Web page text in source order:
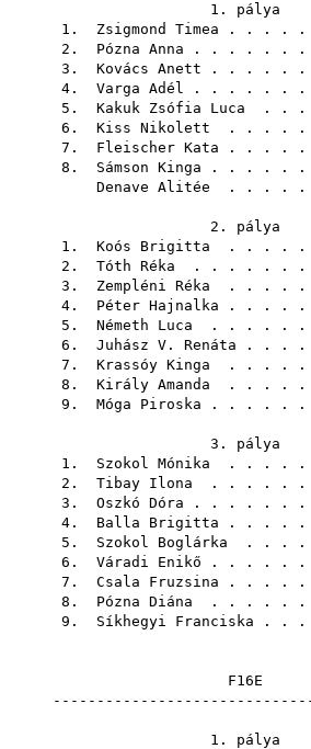
1.
1. Zsigmond Timea . . . . .
2. Pózna Anna . . . . . .
3. Kovács Anett . . . . .
4. Varga Adél . . . . . .
5. Kakuk Zsófia Luca . . .
6. Kiss Nikolett . . . .
7. Fleischer Kata . . . .
8. Sámson Kinga . . . . .
Denave Alitée . . . .
2.
1. Koós Brigitta . . . .
2. Tóth Réka . . . . . . .
3. Zempléni Réka . . . .
4. Péter Hajnalka . . . .
5. Németh Luca . . . . .
6. Juhász V. Renáta . . . .
7. Krassóy Kinga . . . .
8. Király Amanda . . . .
9. Móga Piroska . . . . .
3.
1. Szokol Mónika . . . . .
2. Tibay Ilona . . . . .
3. Oszkó Dóra . . . . . .
4. Balla Brigitta . . . .
5. Szokol Boglárka . . . .
6. Váradi Enikő . . . . .
7. Csala Fruzsina . . . .
8. Pózna Diána . . . . .
9. Síkhegyi Franciska . .
1.